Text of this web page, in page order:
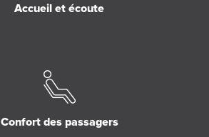
Accueil et écoute
Confort des passagers